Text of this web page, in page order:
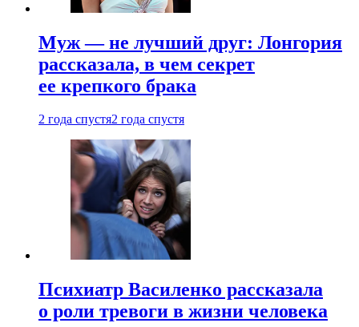
Муж — не лучший друг: Лонгория
рассказала, в чем секрет
ее крепкого брака
2 года спустя2 года спустя
Психиатр Василенко рассказала
о роли тревоги в жизни человека